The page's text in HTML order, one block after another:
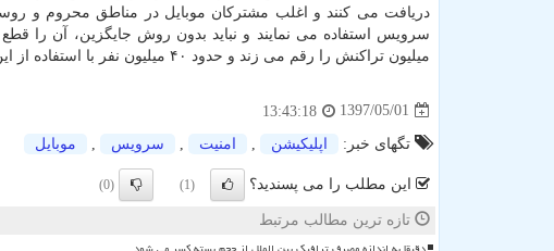
دریافت می كنند و اغلب مشتركان موبایل در مناطق محروم و
میلیون تراكنش را رقم می زند و حدود ۴۰ میلیون نفر با استفاده از این سرویس، تراكنش زیر ۴۰ هزار تومان دارند.
1397/05/01
13:43:18
تگهای خبر: اپلیكیشن امنیت سرویس موبایل
این مطلب را می پسندید؟ (1)
(0)
تازه ترین مطالب مرتبط